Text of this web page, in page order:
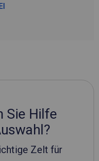
Sie Hilfe
Zelt für